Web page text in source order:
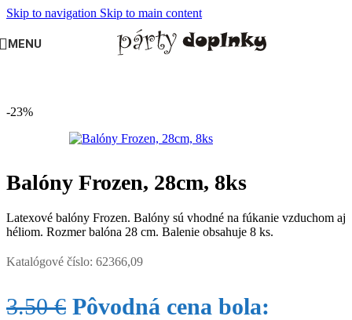
Skip to navigation Skip to main content
MENU
DETSKÁ OSLAVA Oslava pre dievča
-23%
Balóny Frozen, 28cm, 8ks
Latexové balóny Frozen. Balóny sú vhodné na fúkanie vzduchom aj
héliom. Rozmer balóna 28 cm. Balenie obsahuje 8 ks.
Katalógové číslo: 62366,09
3.50€ Pôvodná cena bola: